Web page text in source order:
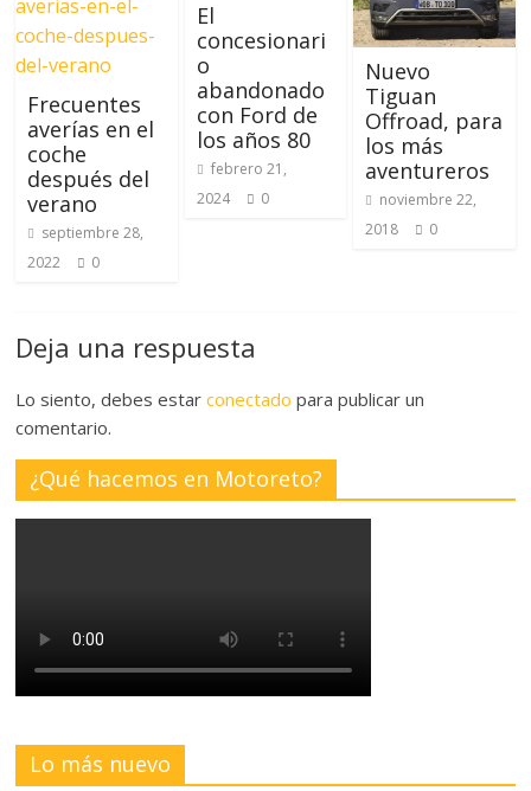
Frecuentes
averías en el
coche
después del
verano
septiembre 28,
2022
0
El
concesionari
o
abandonado
con Ford de
los años 80
febrero 21,
2024
0
Nuevo
Tiguan
Offroad, para
los más
aventureros
noviembre 22,
2018
0
Deja una respuesta
Lo siento, debes estarconectado para publicar un
comentario.
¿Qué hacemos en Motoreto?
Lo más nuevo